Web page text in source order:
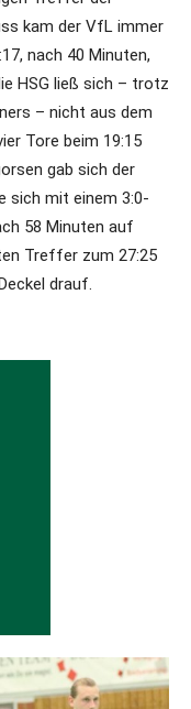
kam der VfL immer
nach 40 Minuten,
HSG ließ sich – trotz
– nicht aus dem
Tore beim 19:15
gab sich der
sich mit einem 3:0-
58 Minuten auf
Treffer zum 27:25
drauf.